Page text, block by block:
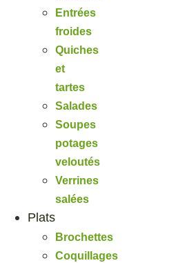
Entrées
froides
Quiches
et
tartes
Salades
Soupes
potages
veloutés
Verrines
salées
Plats
Brochettes
Coquillages